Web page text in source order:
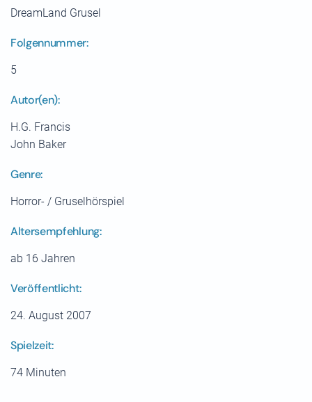
DreamLand Grusel
Folgennummer:
5
Autor(en):
H.G. Francis
John Baker
Genre:
Horror- / Gruselhörspiel
Altersempfehlung:
ab 16 Jahren
Veröffentlicht:
24. August 2007
Spielzeit:
74 Minuten